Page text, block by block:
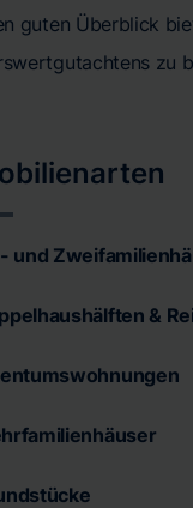
guten Überblick
zu
und
&